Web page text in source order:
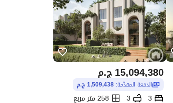
ج.م15,094,380
الدفعة المقدّمة: 1,509,438 ج.م
3
3
258 متر مربع